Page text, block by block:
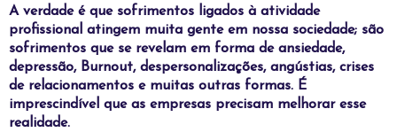
A verdade é que sofrimentos ligados à atividade
profissional atingem muita gente em nossa sociedade; são
sofrimentos que se revelam em forma de ansiedade,
depressão, Burnout, despersonalizações, angústias, crises
de relacionamentos e muitas outras formas. É
imprescindível que as empresas precisam melhorar esse
realidade.